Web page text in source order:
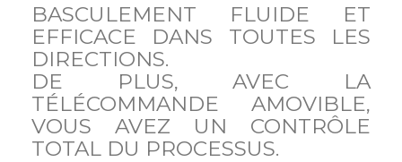
BASCULEMENT FLUIDE ET
EFFICACE DANS TOUTES LES
DIRECTIONS.
DE PLUS, AVEC LA
TÉLÉCOMMANDE AMOVIBLE,
VOUS AVEZ UN CONTRÔLE
TOTAL DU PROCESSUS.